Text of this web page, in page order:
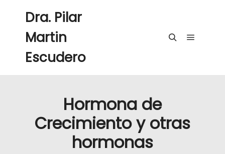
Dra. Pilar
Martin
Escudero
Hormona de
Crecimiento y otras
hormonas